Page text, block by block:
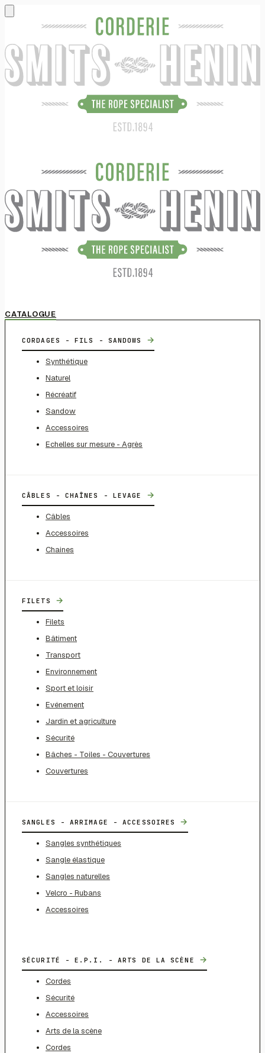
CATALOGUE
CORDAGES - FILS - SANDOWS →
Synthétique
Naturel
Récréatif
Sandow
Accessoires
Echelles sur mesure - Agrès
CÂBLES - CHAÎNES - LEVAGE →
Câbles
Accessoires
Chaines
FILETS →
Filets
Bâtiment
Transport
Environnement
Sport et loisir
Evénement
Jardin et agriculture
Sécurité
Bâches - Toiles - Couvertures
Couvertures
SANGLES - ARRIMAGE - ACCESSOIRES →
Sangles synthétiques
Sangle élastique
Sangles naturelles
Velcro - Rubans
Accessoires
SÉCURITÉ - E.P.I. - ARTS DE LA SCÈNE →
Cordes
Sécurité
Accessoires
Arts de la scène
Cordes